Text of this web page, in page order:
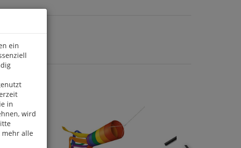
ein
in
wird
mehr alle